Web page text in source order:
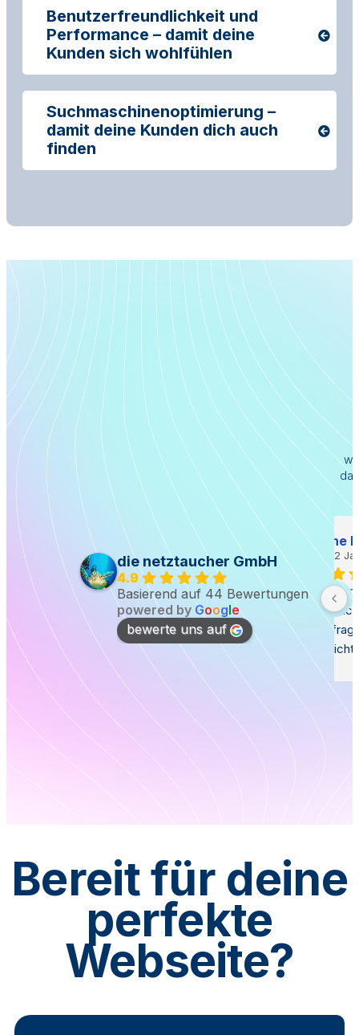
Benutzerfreundlichkeit und
Performance – damit deine
Kunden sich wohlfühlen
Suchmaschinenoptimierung –
damit deine Kunden dich auch
finden
die netztaucher GmbH
4.9
Basierend auf 44 Bewertungen
powered by Google
bewerte uns auf
von
Thomas Hielscher
vor 2 Jahren
Danke. Hochprofessioneller Support!
Bereit für deine
perfekte
Webseite?